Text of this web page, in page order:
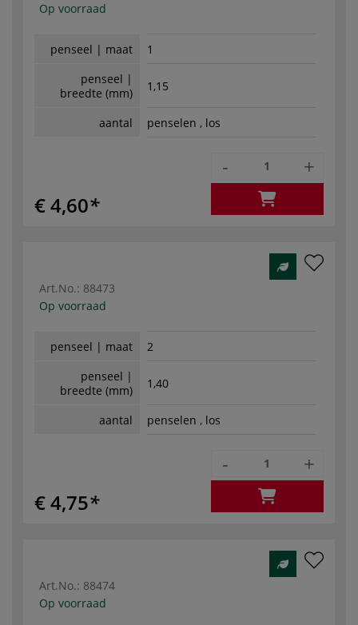
Op voorraad
penseel | maat
1
penseel |
breedte (mm)
1,15
aantal penselen , los
€ 4,60
- +
Art.No.: 88473
Op voorraad
penseel | maat
2
penseel |
breedte (mm)
1,40
aantal penselen , los
€ 4,75
- +
Art.No.: 88474
Op voorraad